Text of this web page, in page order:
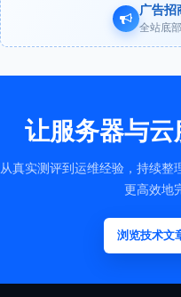
广告招
全站底
让服务器与
从真实测评到运维经验，持续
更高效地
浏览技术文